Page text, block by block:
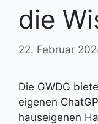
die
22. Februar
Die GWDG
eigenen
hauseigenen